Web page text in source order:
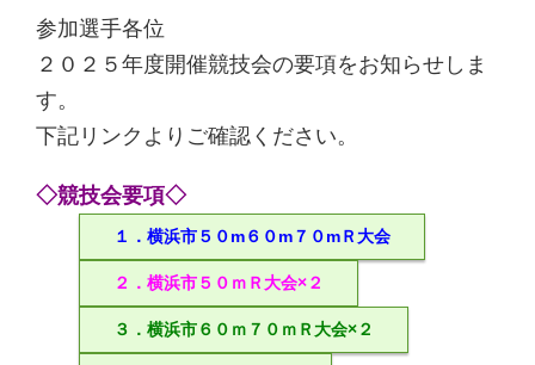
参加選手各位
２０２５年度開催競技会の要項をお知らせしま
す。
下記リンクよりご確認ください。
◇競技会要項◇
１．横浜市５０m６０m７０mＲ大会
２．横浜市５０ｍＲ大会×２
３．横浜市６０ｍ７０ｍＲ大会×２